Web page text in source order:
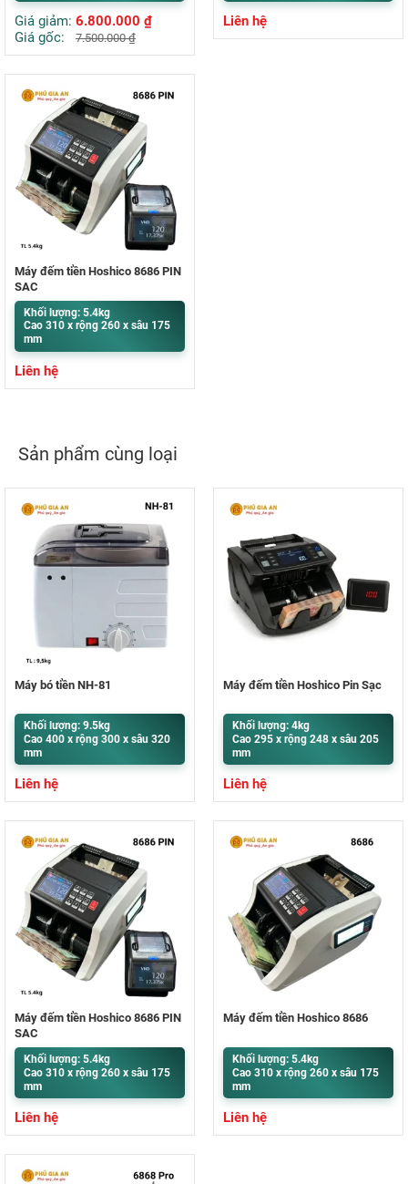
Giá giảm: 6.800.000 ₫
Giá gốc:
7.500.000₫
Liên hệ
Máy đếm tiền Hoshico 8686 PIN
SẠC
Khối lượng: 5.4kg
Cao 310 x rộng 260 x sâu 175
mm
Liên hệ
Sản phẩm cùng loại
Máy bó tiền NH-81
Khối lượng: 9.5kg
Cao 400 x rộng 300 x sâu 320
mm
Liên hệ
Máy đếm tiền Hoshico Pin Sạc
Khối lượng: 4kg
Cao 295 x rộng 248 x sâu 205
mm
Liên hệ
Máy đếm tiền Hoshico 8686 PIN
SẠC
Khối lượng: 5.4kg
Cao 310 x rộng 260 x sâu 175
mm
Liên hệ
Máy đếm tiền Hoshico 8686
Khối lượng: 5.4kg
Cao 310 x rộng 260 x sâu 175
mm
Liên hệ